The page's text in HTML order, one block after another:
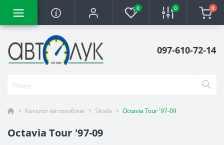
0 0 0
097-610-72-14
Каталог автомобілів Skoda Octavia Tour '97-09
Octavia Tour '97-09